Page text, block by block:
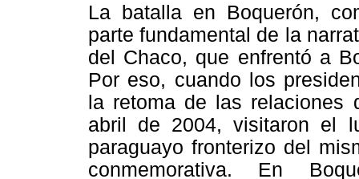
La batalla en Boquerón,
parte fundamental de la
del Chaco, que enfrentó a
Por eso, cuando los
la retoma de las relaciones
abril de 2004, visitaron el
paraguayo fronterizo del
conmemorativa. En